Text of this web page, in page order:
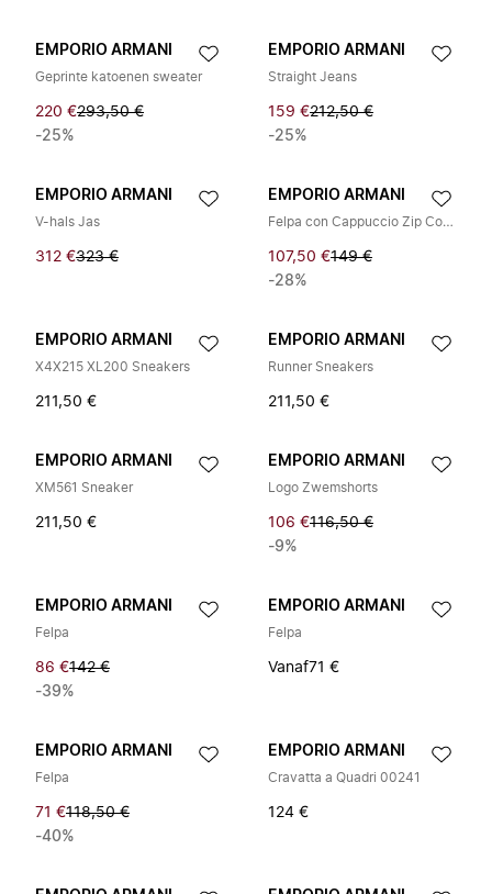
EMPORIO ARMANI
Geprinte katoenen sweater
220 €293,50 €
-25%
EMPORIO ARMANI
Straight Jeans
159 €212,50 €
-25%
EMPORIO ARMANI
V-hals Jas
312 €323 €
EMPORIO ARMANI
Felpa con Cappuccio Zip Comfort Stretch Terry
107,50 €149 €
-28%
EMPORIO ARMANI
X4X215 XL200 Sneakers
211,50 €
EMPORIO ARMANI
Runner Sneakers
211,50 €
EMPORIO ARMANI
XM561 Sneaker
211,50 €
EMPORIO ARMANI
Logo Zwemshorts
106 €116,50 €
-9%
EMPORIO ARMANI
Felpa
86 €142 €
-39%
EMPORIO ARMANI
Felpa
Vanaf71 €
EMPORIO ARMANI
Felpa
71 €118,50 €
-40%
EMPORIO ARMANI
Cravatta a Quadri 00241
124 €